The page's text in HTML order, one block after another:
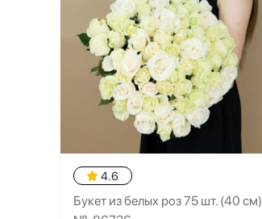
4.6
Букет из белых роз 75 шт. (40 см)